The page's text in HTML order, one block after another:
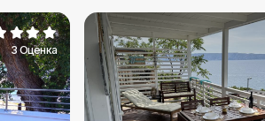
3 Оценка